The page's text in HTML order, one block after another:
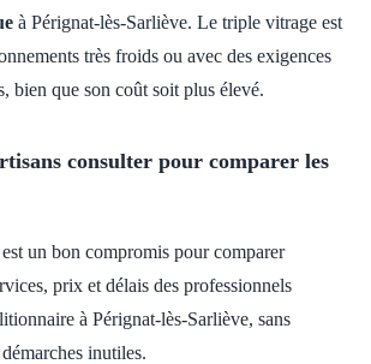
à Pérignat-lès-Sarliève. Le triple vitrage est
très froids ou avec des exigences
bien que son coût soit plus élevé.
consulter pour comparer les
est un bon compromis pour comparer
prix et délais des professionnels
à Pérignat-lès-Sarliève, sans
inutiles.